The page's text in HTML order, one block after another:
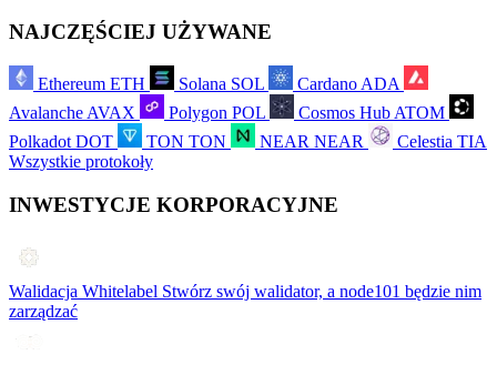
NAJCZĘŚCIEJ UŻYWANE
Ethereum ETH Solana SOL Cardano ADA
Avalanche AVAX Polygon POL Cosmos Hub ATOM
Polkadot DOT TON TON NEAR NEAR Celestia TIA
Wszystkie protokoły
INWESTYCJE KORPORACYJNE
Walidacja Whitelabel Stwórz swój walidator, a node101 będzie nim
zarządzać